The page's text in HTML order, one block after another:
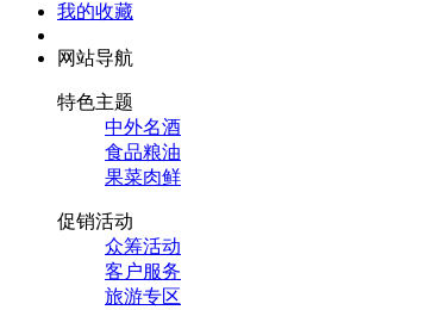
我的收藏
网站导航
特色主题
中外名酒
食品粮油
果菜肉鲜
促销活动
众筹活动
客户服务
旅游专区